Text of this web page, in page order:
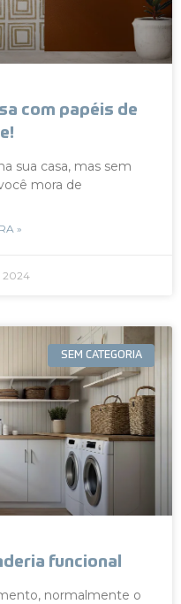
com papéis de
sua casa, mas sem
mora de
»
2024
SEM CATEGORIA
funcional
normalmente o